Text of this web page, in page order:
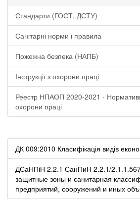
Стандарти (ГОСТ, ДСТУ)
Санітарні норми і правила
Пожежна безпека (НАПБ)
Інструкції з охорони праці
Реестр НПАОП 2020-2021 -
охорони праці
ДК 009:2010 Класифікація видів
ДСаНПіН 2.2.1 СанПиН 2.2.1/
защитные зоны и санитарная
предприятий, сооружений и иных